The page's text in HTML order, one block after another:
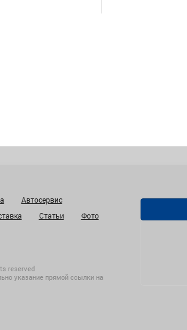
Автосервис
Статьи
Фото
reserved
указание прямой ссылки на